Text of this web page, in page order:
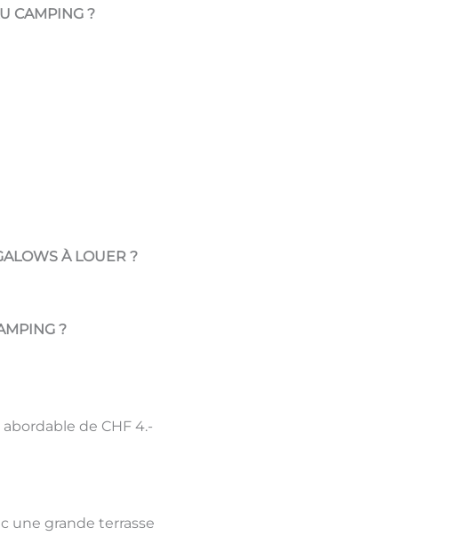
CAMPING ?
À LOUER ?
?
de CHF 4.-
une grande terrasse